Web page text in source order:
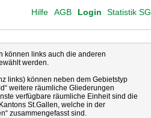
Login Statistik SG
AGB
Hilfe
können links auch die anderen
werden.
links) können neben dem Gebietstyp
weitere räumliche Gliederungen
verfügbare räumliche Einheit sind die
St.Gallen, welche in der
zusammengefasst sind.